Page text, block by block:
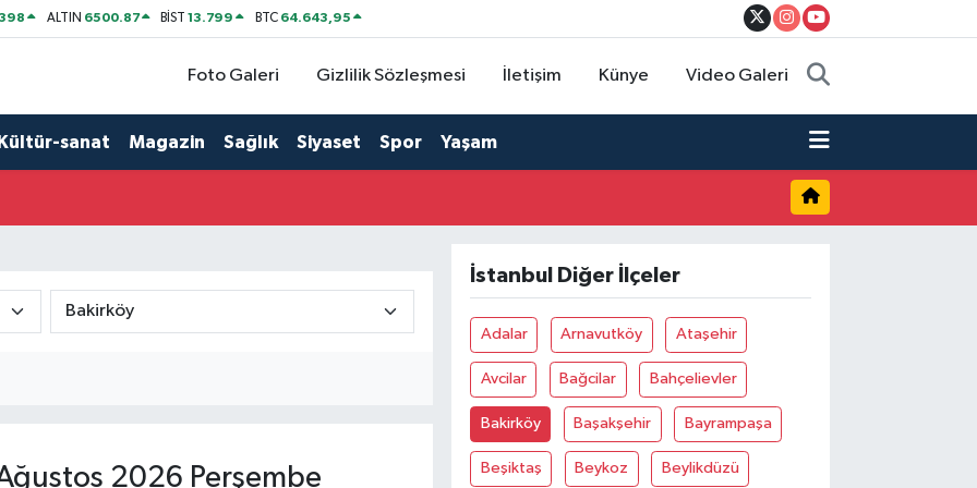
ALTIN 6500.87 BİST13.799 BTC 64.643,95
Foto Galeri Gizlilik Sözleşmesi İletişim Künye Video Galeri
Kültür-sanat Magazin Sağlık Siyaset Spor Yaşam
2026 Perşembe
İstanbul Diğer İlçeler
Adalar Arnavutköy Ataşehir
Avcilar Bağcilar Bahçelievler
Bakirköy Başakşehir Bayrampaşa
Beşiktaş Beykoz Beylikdüzü